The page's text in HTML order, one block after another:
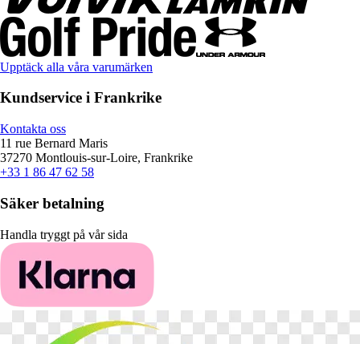
Upptäck alla våra varumärken
Kundservice i Frankrike
Kontakta oss
11 rue Bernard Maris
37270 Montlouis-sur-Loire, Frankrike
+33 1 86 47 62 58
Säker betalning
Handla tryggt på vår sida